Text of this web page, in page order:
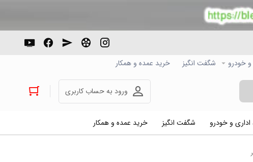
و خودرو شگفت انگیز خرید عمده و همکار
ورود به حساب کاربری
اداری و خودرو شگفت انگیز خرید عمده و همکار